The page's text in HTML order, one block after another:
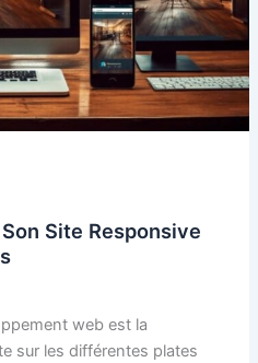
Site Responsive
web est la
sur les différentes plates